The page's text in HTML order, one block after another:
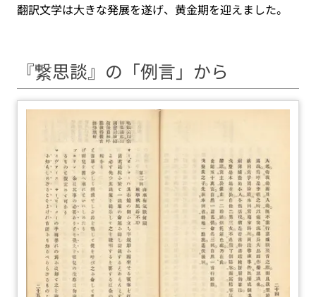
翻訳文学は大きな発展を遂げ、黄金期を迎えました。
『繋思談』の「例言」から